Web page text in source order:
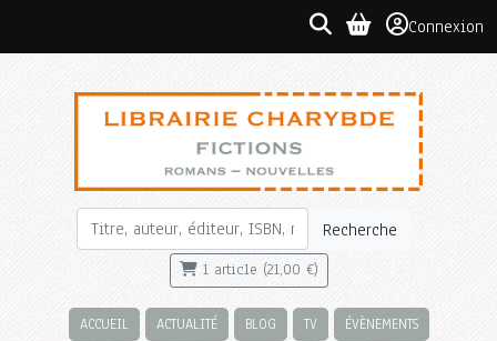
Connexion
Recherche
1 article (21,00 €)
ACCUEIL ACTUALITÉ BLOG TV ÉVÈNEMENTS